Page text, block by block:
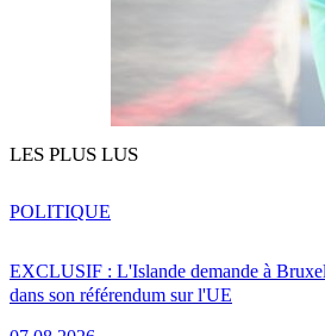
LES PLUS LUS
EXCLUSIF : L'Islande demande à
dans son référendum sur l'UE
POLITIQUE